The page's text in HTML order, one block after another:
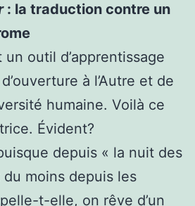
: la traduction contre un
outil d’apprentissage
à l’Autre et de
humaine. Voilà ce
Évident?
depuis « la nuit des
moins depuis les
t-elle, on rêve d’un